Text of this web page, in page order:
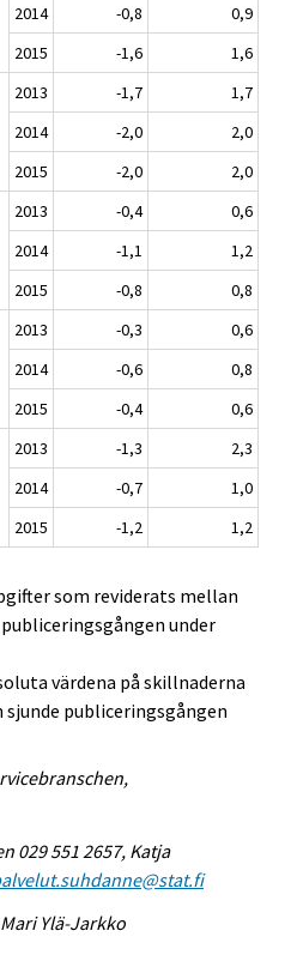
2014
-0,8
0,9
2015
-1,6
1,6
2013 -1,7
1,7
2014
-2,0
2,0
2015
-2,0
2,0
2013 -0,4
0,6
2014
-1,1
1,2
2015
-0,8
0,8
2013 -0,3
0,6
2014
-0,6
0,8
2015
-0,4
0,6
2013 -1,3
2,3
2014
-0,7
1,0
2015
-1,2 1,2
som reviderats mellan
under
värdena på skillnaderna
publiceringsgången
029 551 2657, Katja
Ylä-Jarkko